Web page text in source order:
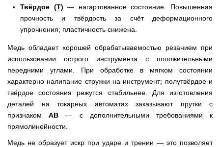
Твёрдое (Т) — нагартованное состояние. Повышенная
прочность и твёрдость за счёт деформационного
упрочнения; пластичность снижена.
Медь обладает хорошей обрабатываемостью резанием при
использовании острого инструмента с положительными
передними углами. При обработке в мягком состоянии
характерно налипание стружки на инструмент; полутвёрдое и
твёрдое состояния режутся стабильнее. Для изготовления
деталей на токарных автоматах заказывают прутки с
признакомАВ — с дополнительными требованиями к
прямолинейности.
Медь не образует искр при ударе и трении — это позволяет